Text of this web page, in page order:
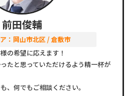
前田俊輔
：岡山市北区 / 倉敷市
の希望に応えます！
たと思っていただけるよう精一杯が
、何でもご相談ください。